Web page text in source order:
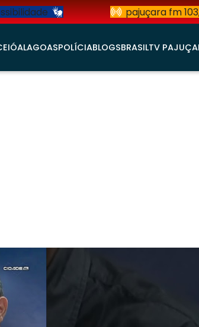
pajuçara fm
ALAGOASPOLÍCIABLOGSBRASILTV